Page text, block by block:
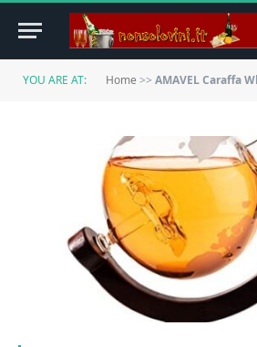
YOU ARE AT: Home >> AMAVEL Caraffa Whisky a Mappamondo, Modellino Auto, Decanter